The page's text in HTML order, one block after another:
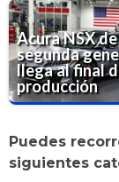
Acura NSX de
segunda
llega al final
producción
Puedes
siguientes